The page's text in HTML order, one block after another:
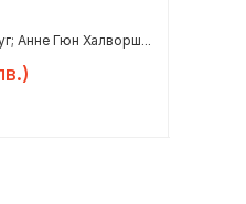
Анне Гюн Халворшен